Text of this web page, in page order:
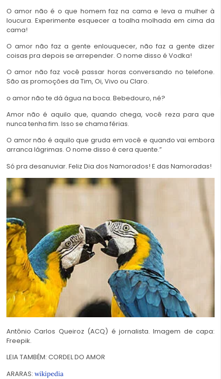
O amor não é o que homem faz na cama e leva a mulher à
loucura. Experimente esquecer a toalha molhada em cima da
cama!
O amor não faz a gente enlouquecer, não faz a gente dizer
coisas pra depois se arrepender. O nome disso é Vodka!
O amor não faz você passar horas conversando no telefone.
São as promoções da Tim, Oi, Vivo ou Claro.
o amor não te dá água na boca. Bebedouro, né?
Amor não é aquilo que, quando chega, você reza para que
nunca tenha fim. Isso se chama férias.
O amor não é aquilo que gruda em você e quando vai embora
arranca lágrimas. O nome disso é cera quente.”
Só pra desanuviar. Feliz Dia dos Namorados! E das Namoradas!
Antônio Carlos Queiroz (ACQ) é jornalista. Imagem de capa:
Freepik.
LEIA TAMBÉM: CORDEL DO AMOR
ARARAS: wikipedia